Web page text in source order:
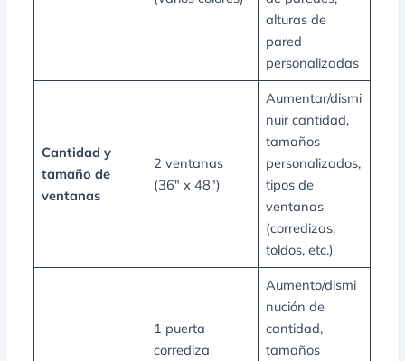
alturas de
pared
personalizadas
Cantidad y
tamaño de
ventanas
2 ventanas
(36″ x 48″)
Aumentar/dismi
nuir cantidad,
tamaños
personalizados,
tipos de
ventanas
(corredizas,
toldos, etc.)
1 puerta
corrediza
Aumento/dismi
nución de
cantidad,
tamaños